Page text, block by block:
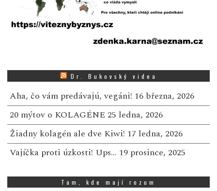
Dr. Bukovský videa
Aha, čo vám predávajú, vegáni! 16 března, 2026
20 mýtov o KOLAGÉNE 25 ledna, 2026
Žiadny kolagén ale dve Kiwi! 17 ledna, 2026
Vajíčka proti úzkosti! Ups… 19 prosince, 2025
Tam, kde mají rozum